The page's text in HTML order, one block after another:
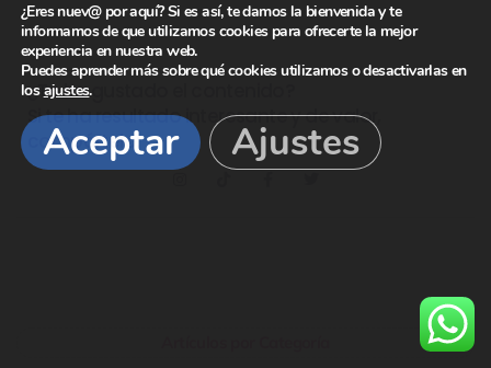
¿Te ha gustado el contenido?
Si te ha resultado interesante y de valor,
compártelo:
¿Eres nuev@ por aquí? Si es así, te damos la bienvenida y te
informamos de que utilizamos cookies para ofrecerte la mejor
experiencia en nuestra web.
Puedes aprender más sobre qué cookies utilizamos o desactivarlas en
losajustes.
Aceptar Ajustes